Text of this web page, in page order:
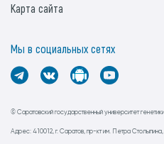
© Саратовский государственный университет
Адрес: 410012, г. Саратов, пр-кт им. Петра Столыпина,
Карта сайта
Мы в социальных сетях